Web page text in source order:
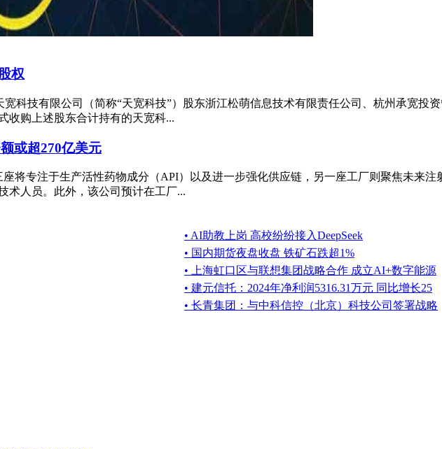
权
宽科技有限公司（简称“天宽科技”）股东浙江松萌信息技术有限责任公司、杭州承宽投
收购上述股东合计持有的天宽科...
或超270亿美元
将专注于生产活性药物成分（API）以及进一步强化供应链，另一座工厂则聚焦未来注
术人员。此外，该公司预计在工厂...
• AI助教上岗 高校纷纷接入DeepSeek
• 国内期货夜盘收盘 铁矿石跌超1%
• 上海虹口区与联想集团战略合作 成立AI+数字能源
• 建元信托：2024年净利润5316.31万元 同比增长25
• 长青集团：与中科信控（北京）科技公司签署战略